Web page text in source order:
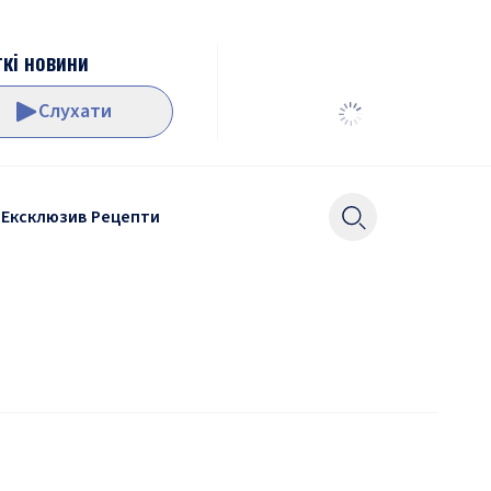
новини
Слухати
Ексклюзив Рецепти